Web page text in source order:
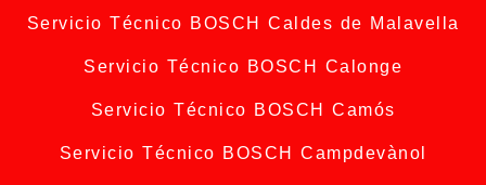
Servicio Técnico BOSCH Caldes de Malavella
Servicio Técnico BOSCH Calonge
Servicio Técnico BOSCH Camós
Servicio Técnico BOSCH Campdevànol